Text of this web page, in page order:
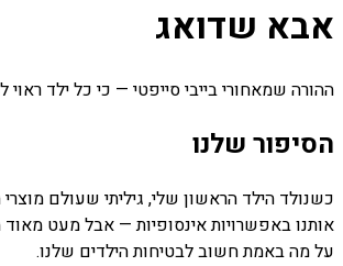
אבא שדואג
ההורה שמאחורי בייבי סייפטי — כי כל ילד ראוי
הסיפור שלנו
כשנולד הילד הראשון שלי, גיליתי שעולם מוצרי
אותנו באפשרויות אינסופיות — אבל מעט מאוד
על מה באמת חשוב לבטיחות הילדים שלנו.